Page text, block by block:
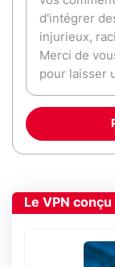
Le VPN